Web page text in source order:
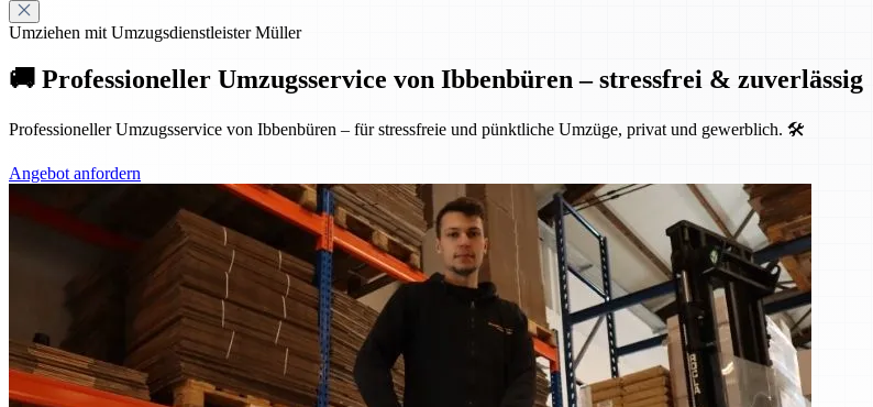
Umziehen mit Umzugsdienstleister Müller
🚚 Professioneller Umzugsservice von Ibbenbüren – stressfrei & zuverlässig
Professioneller Umzugsservice von Ibbenbüren – für stressfreie und pünktliche Umzüge, privat und gewerblich. 🛠️
Angebot anfordern